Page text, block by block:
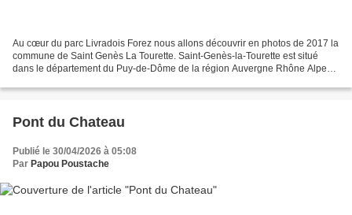
Au cœur du parc Livradois Forez nous allons découvrir en photos de 2017 la
commune de Saint Genès La Tourette. Saint-Genès-la-Tourette est situé
dans le département du Puy-de-Dôme de la région Auvergne Rhône Alpes
Pont du Chateau
Publié le 30/04/2026 à 05:08
Par Papou Poustache